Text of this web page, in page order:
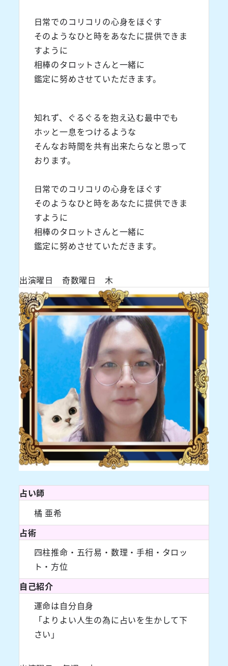
日常でのコリコリの心身をほぐす
そのようなひと時をあなたに提供できま
すように
相棒のタロットさんと一緒に
鑑定に努めさせていただきます。
知れず、ぐるぐるを抱え込む最中でも
ホッと一息をつけるような
そんなお時間を共有出来たらなと思って
おります。
日常でのコリコリの心身をほぐす
そのようなひと時をあなたに提供できま
すように
相棒のタロットさんと一緒に
鑑定に努めさせていただきます。
出演曜日 奇数曜日 木
占い師
橘 亜希
占術
四柱推命・五行易・数理・手相・タロッ
ト・方位
自己紹介
運命は自分自身
「よりよい人生の為に占いを生かして下
さい」